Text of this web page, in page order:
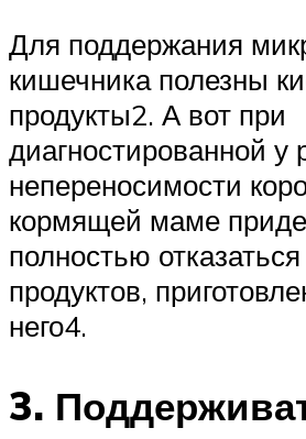
Для поддержания
кишечника полезны
продукты2. А вот при
диагностированной у
непереносимости
кормящей маме
полностью
продуктов,
него4.
3.